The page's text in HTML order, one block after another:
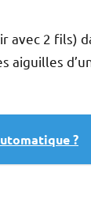
avec 2 fils)
?